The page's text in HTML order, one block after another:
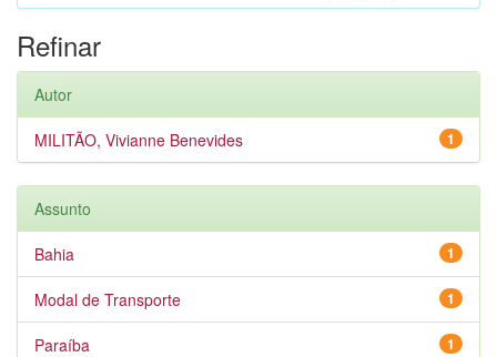
Refinar
Autor
1
MILITÃO, Vivianne Benevides
Assunto
1
Bahia
1
Modal de Transporte
1
Paraíba